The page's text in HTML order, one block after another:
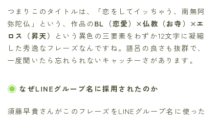
つまりこのタイトルは、「恋をしてイッちゃう、南無阿
弥陀仏」という、作品のBL（恋愛）×仏教（お寺）×エ
ロス（昇天）
という異色の三要素をわずか12文字に凝縮
した秀逸なフレーズなんですね。語呂の良さも抜群で、
一度聞いたら忘れられないキャッチーさがあります。
なぜLINEグループ名に採用されたのか
須藤早貴さんがこのフレーズをLINEグループ名に使った